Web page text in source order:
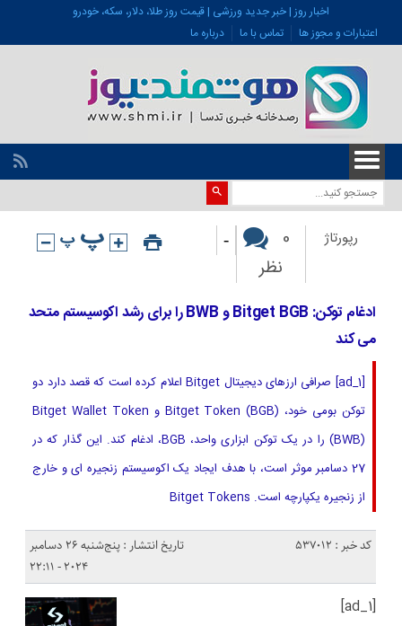
اخبار روز | خبر جدید ورزشی | قیمت روز طلا، دلار، سکه، خودرو
اعتبارات و مجوز ها
تماس با ما درباره ما
رپورتاژ
0
نظر
-
ادغام توکن: Bitget BGB و BWB را برای رشد اکوسیستم متحد
می کند
[ad_1] صرافی ارزهای دیجیتال Bitget اعلام کرده است که قصد دارد دو
توکن بومی خود، Bitget Token (BGB) و Bitget Wallet Token
(BWB) را در یک توکن ابزاری واحد، BGB، ادغام کند. این گذار که در
27 دسامبر موثر است، با هدف ایجاد یک اکوسیستم زنجیره ای و خارج
از زنجیره یکپارچه است. Bitget Tokens
کد خبر : 537012
تاریخ انتشار : پنج‌شنبه 26 دسامبر
2024 - 22:11
[ad_1]